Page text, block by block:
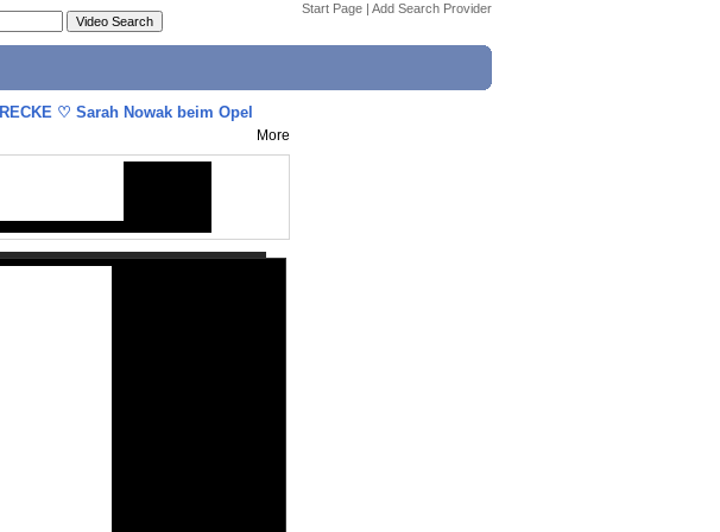
Start Page | Add Search Provider
♡ Sarah Nowak beim Opel
More